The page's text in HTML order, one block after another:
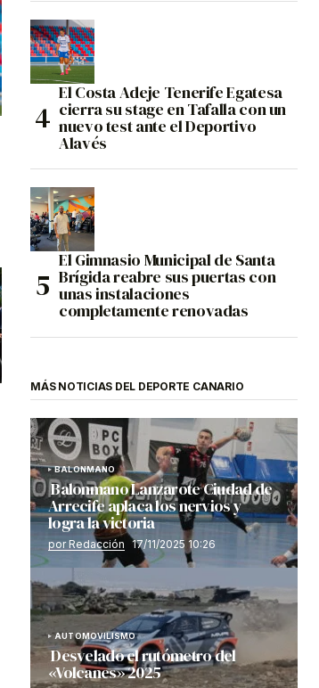
El Costa Adeje Tenerife Egatesa
cierra su stage en Tafalla con un
nuevo test ante el Deportivo
Alavés
El Gimnasio Municipal de Santa
Brígida reabre sus puertas con
unas instalaciones
completamente renovadas
MÁS NOTICIAS DEL DEPORTE CANARIO
BALONMANO
Balonmano Lanzarote Ciudad de
Arrecife aplaca los nervios y
logra la victoria
por Redacción 17/11/2025 10:26
AUTOMOVILISMO
Desvelado el rutómetro del
«Volcanes» 2025